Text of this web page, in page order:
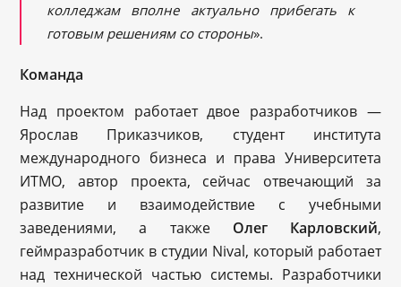
колледжам вполне актуально прибегать к
готовым решениям со стороны».
Команда
Над проектом работает двое разработчиков —
Ярослав Приказчиков, студент института
международного бизнеса и права Университета
ИТМО, автор проекта, сейчас отвечающий за
развитие и взаимодействие с учебными
заведениями, а также Олег Карловский,
геймразработчик в студии Nival, который работает
над технической частью системы. Разработчики